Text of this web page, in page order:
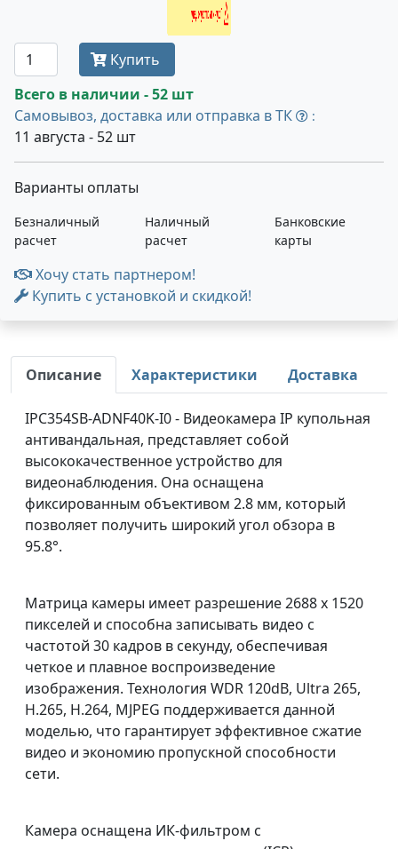
Получить оптовую цену
Купить
Всего в наличии - 52 шт
Самовывоз, доставка или отправка в ТК
:
11 августа - 52 шт
Варианты оплаты
Безналичный
расчет
Наличный
расчет
Банковские
карты
Хочу стать партнером!
Купить с установкой и скидкой!
Описание Характеристики Доставка
IPC354SB-ADNF40K-I0 - Видеокамера IP купольная
антивандальная, представляет собой
высококачественное устройство для
видеонаблюдения. Она оснащена
фиксированным объективом 2.8 мм, который
позволяет получить широкий угол обзора в
95.8°.
Матрица камеры имеет разрешение 2688 x 1520
пикселей и способна записывать видео с
частотой 30 кадров в секунду, обеспечивая
четкое и плавное воспроизведение
изображения. Технология WDR 120dB, Ultra 265,
H.265, H.264, MJPEG поддерживается данной
моделью, что гарантирует эффективное сжатие
видео и экономию пропускной способности
сети.
Камера оснащена ИК-фильтром с